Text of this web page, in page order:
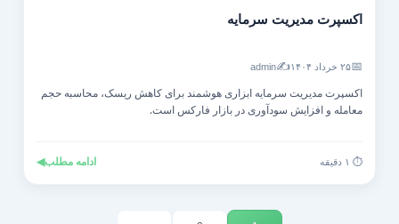
اکسپرت مدیریت سرمایه
۲۵ خرداد ۱۴۰۴ ✍️
admin
اکسپرت مدیریت سرمایه ابزاری هوشمند برای کاهش ریسک، محاسبه حجم
معامله و افزایش سودآوری در بازار فارکس است.
ادامه مطلب◀